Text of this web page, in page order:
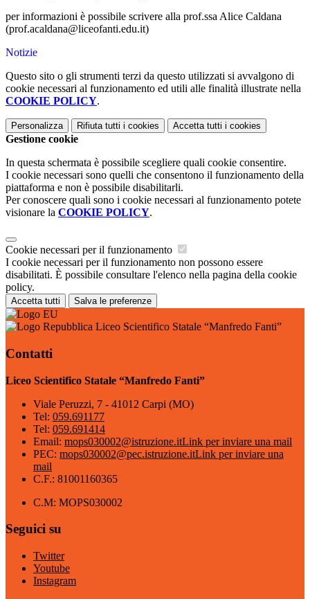
per informazioni è possibile scrivere alla prof.ssa Alice Caldana
(prof.acaldana@liceofanti.edu.it)
Notizie
Questo sito o gli strumenti terzi da questo utilizzati si avvalgono di
cookie necessari al funzionamento ed utili alle finalità illustrate nella
COOKIE POLICY.
Personalizza Rifiuta tutti i cookies Accetta tutti i cookies
Gestione cookie
In questa schermata è possibile scegliere quali cookie consentire.
I cookie necessari sono quelli che consentono il funzionamento della
piattaforma e non è possibile disabilitarli.
Per conoscere quali sono i cookie necessari al funzionamento potete
visionare la COOKIE POLICY.
Cookie necessari per il funzionamento
I cookie necessari per il funzionamento non possono essere
disabilitati. È possibile consultare l'elenco nella pagina della cookie
policy.
Accetta tutti Salva le preferenze
Liceo Scientifico Statale “Manfredo Fanti”
Contatti
Liceo Scientifico Statale “Manfredo Fanti”
Viale Peruzzi, 7 - 41012 Carpi (MO)
Tel: 059.691177
Tel: 059.691414
Email: mops030002@istruzione.itLink per inviare una mail
PEC: mops030002@pec.istruzione.itLink per inviare una
mail
C.F.: 81001160365
C.M: MOPS030002
Seguici su
Twitter
Youtube
Instagram